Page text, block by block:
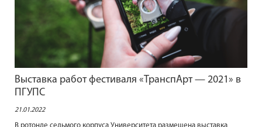
Выставка работ фестиваля «ТранспАрт — 2021» в
ПГУПС
21.01.2022
В ротонде седьмого корпуса Университета размещена выставка